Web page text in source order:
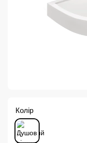
Колір